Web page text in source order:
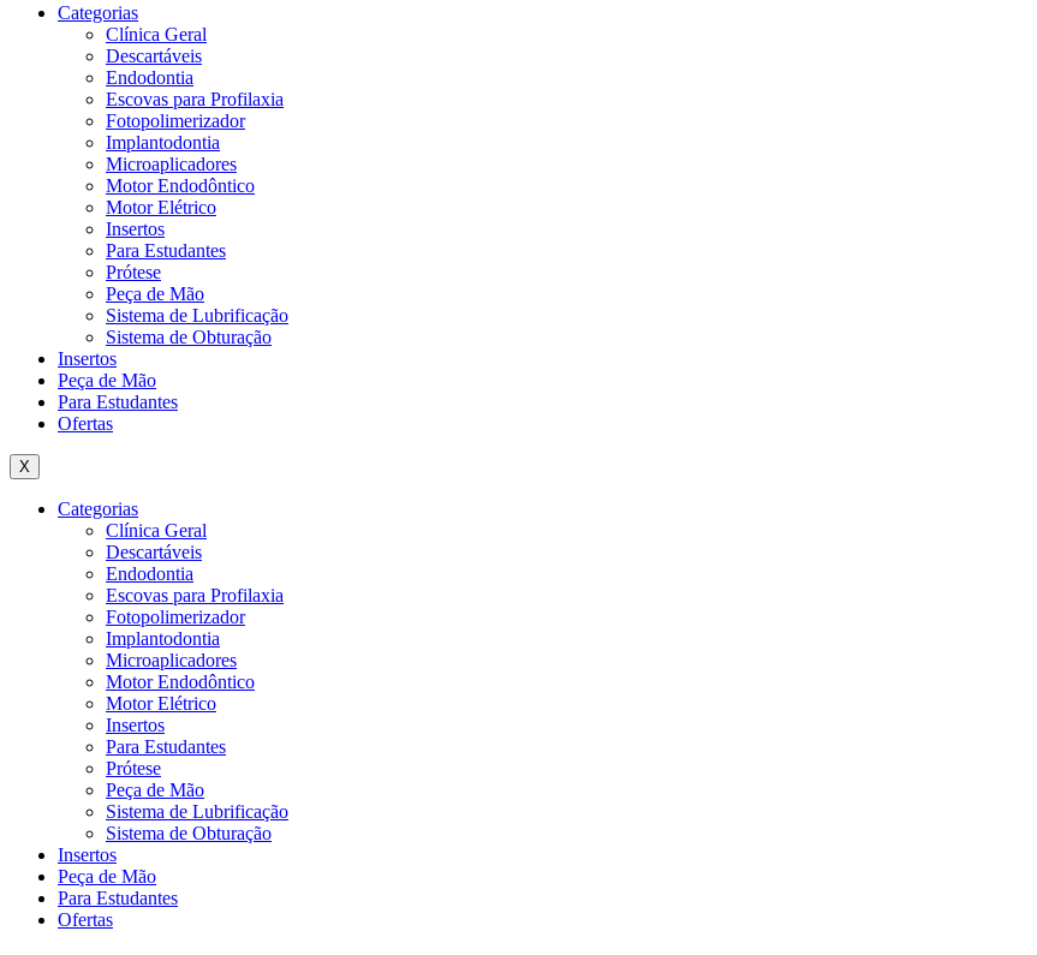
Categorias
Clínica Geral
Descartáveis
Endodontia
Escovas para Profilaxia
Fotopolimerizador
Implantodontia
Microaplicadores
Motor Endodôntico
Motor Elétrico
Insertos
Para Estudantes
Prótese
Peça de Mão
Sistema de Lubrificação
Sistema de Obturação
Insertos
Peça de Mão
Para Estudantes
Ofertas
X
Categorias
Clínica Geral
Descartáveis
Endodontia
Escovas para Profilaxia
Fotopolimerizador
Implantodontia
Microaplicadores
Motor Endodôntico
Motor Elétrico
Insertos
Para Estudantes
Prótese
Peça de Mão
Sistema de Lubrificação
Sistema de Obturação
Insertos
Peça de Mão
Para Estudantes
Ofertas